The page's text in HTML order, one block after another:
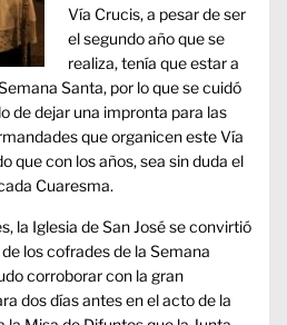
Vía Crucis, a pesar de ser
el segundo año que se
realiza, tenía que estar a
Santa, por lo que se cuidó
de dejar una impronta para las
que organicen este Vía
que con los años, sea sin duda el
Cuaresma.
la Iglesia de San José se convirtió
los cofrades de la Semana
corroborar con la gran
dos días antes en el acto de la